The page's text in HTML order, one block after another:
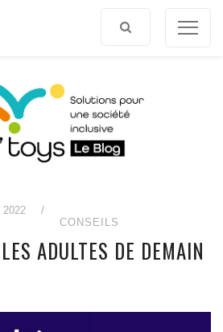
2022
/
CONSEILS
ADULTES DE DEMAIN